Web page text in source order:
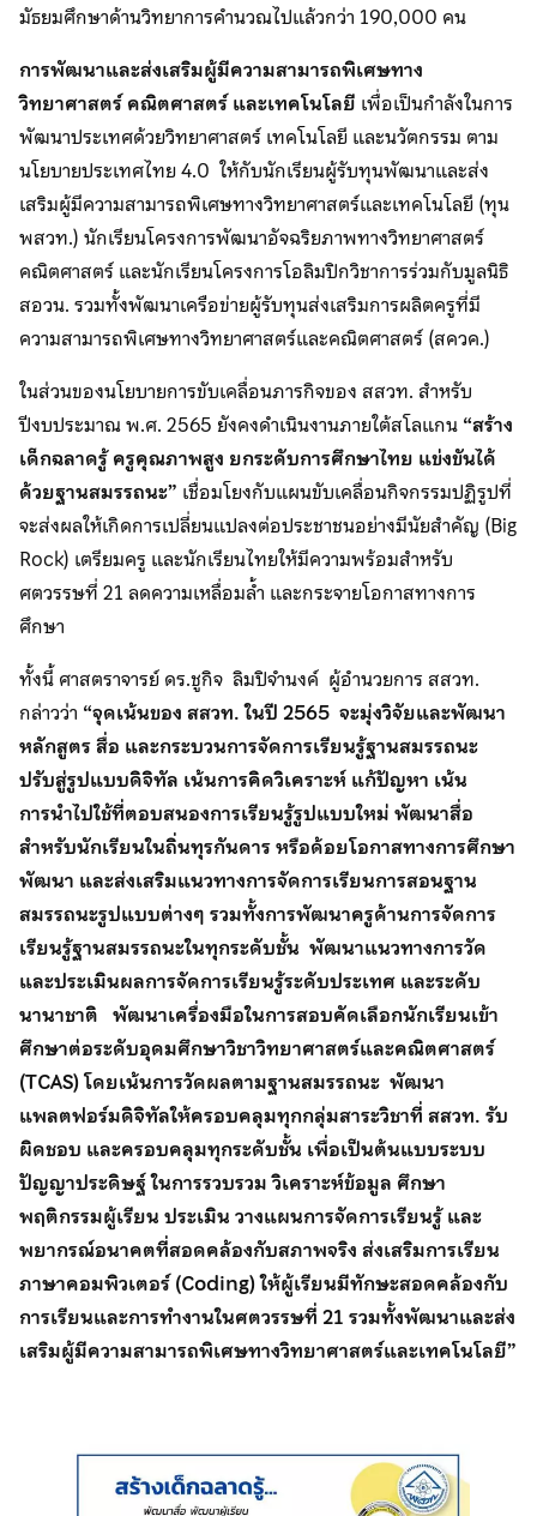
มัธยมศึกษาด้านวิทยาการคำนวณไปแล้วกว่า 190,000 คน
การพัฒนาและส่งเสริมผู้มีความสามารถพิเศษทาง
วิทยาศาสตร์ คณิตศาสตร์ และเทคโนโลยี เพื่อเป็นกำลังในการ
พัฒนาประเทศด้วยวิทยาศาสตร์ เทคโนโลยี และนวัตกรรม ตาม
นโยบายประเทศไทย 4.0 ให้กับนักเรียนผู้รับทุนพัฒนาและส่ง
เสริมผู้มีความสามารถพิเศษทางวิทยาศาสตร์และเทคโนโลยี (ทุน
พสวท.) นักเรียนโครงการพัฒนาอัจฉริยภาพทางวิทยาศาสตร์
คณิตศาสตร์ และนักเรียนโครงการโอลิมปิกวิชาการร่วมกับมูลนิธิ
สอวน. รวมทั้งพัฒนาเครือข่ายผู้รับทุนส่งเสริมการผลิตครูที่มี
ความสามารถพิเศษทางวิทยาศาสตร์และคณิตศาสตร์ (สควค.)
ในส่วนของนโยบายการขับเคลื่อนภารกิจของ สสวท. สำหรับ
ปีงบประมาณ พ.ศ. 2565 ยังคงดำเนินงานภายใต้สโลแกน“สร้าง
เด็กฉลาดรู้ ครูคุณภาพสูง ยกระดับการศึกษาไทย แข่งขันได้
ด้วยฐานสมรรถนะ” เชื่อมโยงกับแผนขับเคลื่อนกิจกรรมปฏิรูปที่
จะส่งผลให้เกิดการเปลี่ยนแปลงต่อประชาชนอย่างมีนัยสำคัญ (Big
Rock) เตรียมครู และนักเรียนไทยให้มีความพร้อมสำหรับ
ศตวรรษที่ 21 ลดความเหลื่อมล้ำ และกระจายโอกาสทางการ
ศึกษา
ทั้งนี้ ศาสตราจารย์ ดร.ชูกิจ ลิมปิจำนงค์ ผู้อำนวยการ สสวท.
กล่าวว่า “จุดเน้นของ สสวท. ในปี 2565 จะมุ่งวิจัยและพัฒนา
หลักสูตร สื่อ และกระบวนการจัดการเรียนรู้ฐานสมรรถนะ
ปรับสู่รูปแบบดิจิทัล เน้นการคิดวิเคราะห์ แก้ปัญหา เน้น
การนำไปใช้ที่ตอบสนองการเรียนรู้รูปแบบใหม่ พัฒนาสื่อ
สำหรับนักเรียนในถิ่นทุรกันดาร หรือด้อยโอกาสทางการศึกษา
พัฒนา และส่งเสริมแนวทางการจัดการเรียนการสอนฐาน
สมรรถนะรูปแบบต่างๆ รวมทั้งการพัฒนาครูด้านการจัดการ
เรียนรู้ฐานสมรรถนะในทุกระดับชั้น พัฒนาแนวทางการวัด
และประเมินผลการจัดการเรียนรู้ระดับประเทศ และระดับ
นานาชาติ พัฒนาเครื่องมือในการสอบคัดเลือกนักเรียนเข้า
ศึกษาต่อระดับอุดมศึกษาวิชาวิทยาศาสตร์และคณิตศาสตร์
(TCAS) โดยเน้นการวัดผลตามฐานสมรรถนะ พัฒนา
แพลตฟอร์มดิจิทัลให้ครอบคลุมทุกกลุ่มสาระวิชาที่ สสวท. รับ
ผิดชอบ และครอบคลุมทุกระดับชั้น เพื่อเป็นต้นแบบระบบ
ปัญญาประดิษฐ์ ในการรวบรวม วิเคราะห์ข้อมูล ศึกษา
พฤติกรรมผู้เรียน ประเมิน วางแผนการจัดการเรียนรู้ และ
พยากรณ์อนาคตที่สอดคล้องกับสภาพจริง ส่งเสริมการเรียน
ภาษาคอมพิวเตอร์ (Coding) ให้ผู้เรียนมีทักษะสอดคล้องกับ
การเรียนและการทำงานในศตวรรษที่ 21 รวมทั้งพัฒนาและส่ง
เสริมผู้มีความสามารถพิเศษทางวิทยาศาสตร์และเทคโนโลยี”